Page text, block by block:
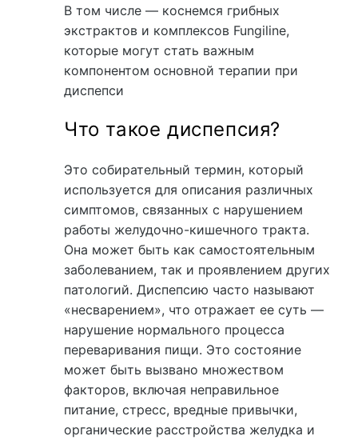
В том числе — коснемся грибных
экстрактов и комплексов Fungiline,
которые могут стать важным
компонентом основной терапии при
диспепси
Что такое диспепсия?
Это собирательный термин, который
используется для описания различных
симптомов, связанных с нарушением
работы желудочно-кишечного тракта.
Она может быть как самостоятельным
заболеванием, так и проявлением других
патологий. Диспепсию часто называют
«несварением», что отражает ее суть —
нарушение нормального процесса
переваривания пищи. Это состояние
может быть вызвано множеством
факторов, включая неправильное
питание, стресс, вредные привычки,
органические расстройства желудка и